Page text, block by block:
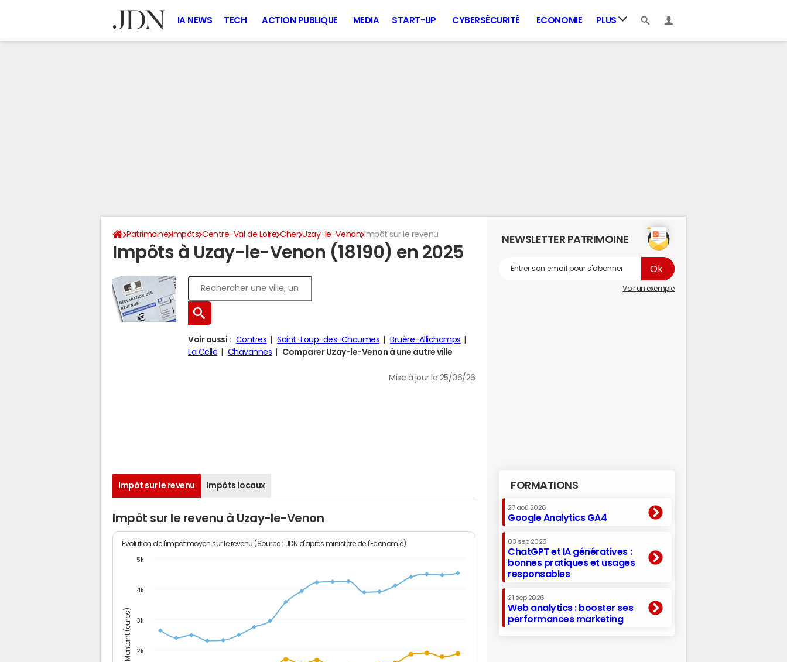
IA NEWS TECH ACTION PUBLIQUE MEDIA START-UP CYBERSÉCURITÉ ECONOMIE PLUS
Patrimoine Impôts Centre-Val de Loire Cher Uzay-le-Venon Impôt sur le revenu
Impôts à Uzay-le-Venon (18190) en 2025
Voir aussi : Contres Saint-Loup-des-Chaumes
Bruère-Allichamps
La Celle
Chavannes Comparer Uzay-le-Venon à une autre ville
Mise à jour le 25/06/26
Impôt sur le revenu Impôts locaux
Impôt sur le revenu à Uzay-le-Venon
Montant (euros)
Evolution de l'impôt moyen sur le revenu (Source : JDN d'après ministère de l'Economie)
2k
3k
4k
5k
NEWSLETTER PATRIMOINE
Voir un exemple
FORMATIONS
27 aoû 2026
Google Analytics GA4
03 sep 2026
ChatGPT et IA génératives :
bonnes pratiques et usages
responsables
21 sep 2026
Web analytics : booster ses
performances marketing